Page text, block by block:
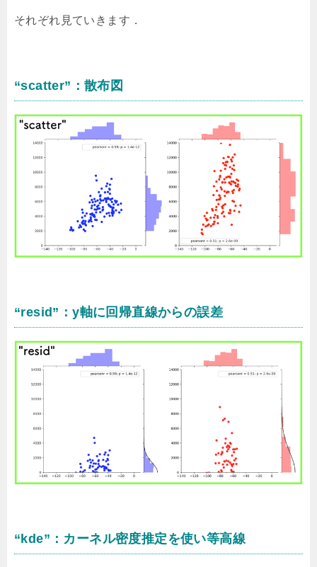
それぞれ見ていきます．
“scatter”：散布図
“resid”：y軸に回帰直線からの誤差
“kde”：カーネル密度推定を使い等高線